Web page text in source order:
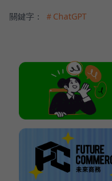
關鍵字： ＃ChatGPT